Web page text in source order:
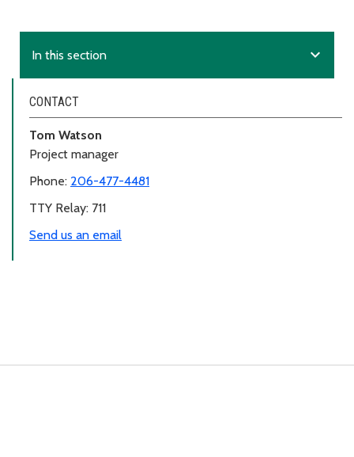
In this section expand_more
CONTACT
Tom Watson
Project manager
Phone: 206-477-4481
TTY Relay: 711
Send us an email